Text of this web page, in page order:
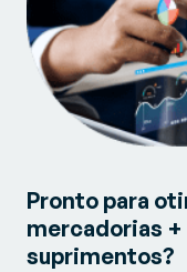
Pronto para
mercadorias +
suprimentos?